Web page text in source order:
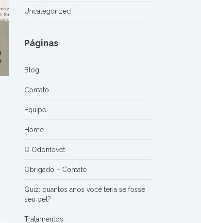
Uncategorized
Páginas
Blog
Contato
Equipe
Home
O Odontovet
Obrigado – Contato
Quiz: quantos anos você teria se fosse
seu pet?
Tratamentos